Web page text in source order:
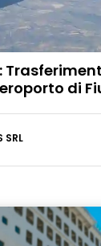
di
SRL